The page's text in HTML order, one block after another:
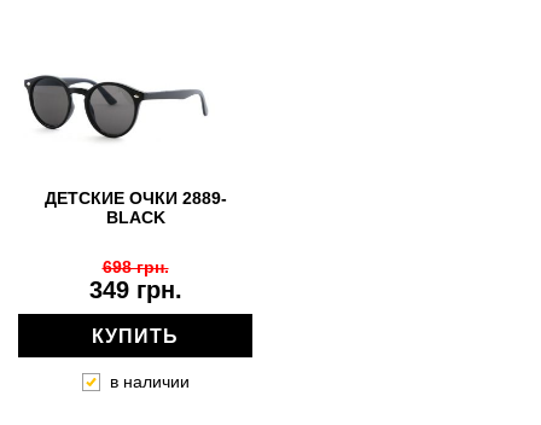
ДЕТСКИЕ ОЧКИ 2889-
BLACK
349 грн.
698 грн.
КУПИТЬ
в наличии